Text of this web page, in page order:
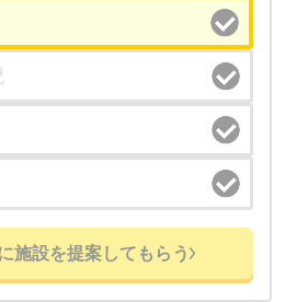
施設を提案してもらう